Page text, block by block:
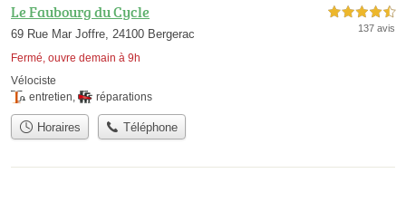
Le Faubourg du Cycle
69 Rue Mar Joffre, 24100 Bergerac
Fermé, ouvre demain à 9h
4,5 étoiles sur 5
137 avis
Vélociste
entretien
réparations
Horaires Téléphone